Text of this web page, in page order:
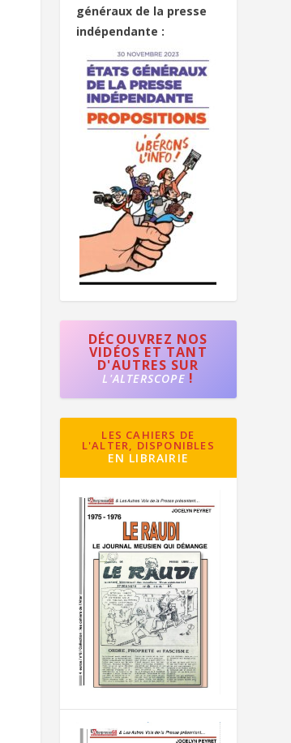
généraux de la presse
indépendante :
DÉCOUVREZ NOS
VIDÉOS ET TANT
D'AUTRES SUR
L'ALTERSCOPE!
LES CAHIERS DE
L'ALTER, DISPONIBLES
EN LIBRAIRIE